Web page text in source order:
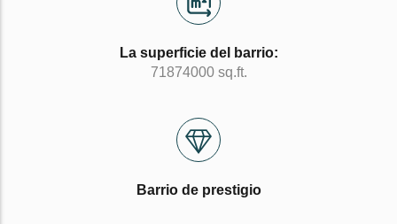
La superficie del barrio:
71874000 sq.ft.
Barrio de prestigio